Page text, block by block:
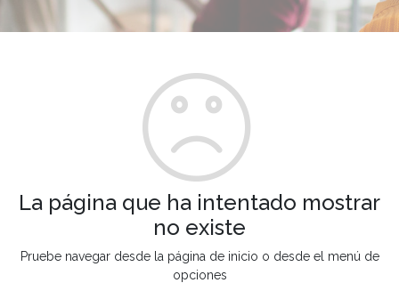
La página que ha intentado mostrar
no existe
Pruebe navegar desde la página de inicio o desde el menú de
opciones